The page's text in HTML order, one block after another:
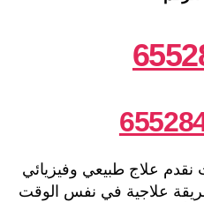
نقدم علاج طبيعي وفيزيائي
علاجية في نفس الوقت